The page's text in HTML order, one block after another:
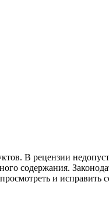
В рецензии
содержания.
и исправить